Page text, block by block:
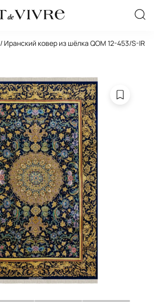
/ Иранский ковер из шёлка QOM 12-453/S-IR